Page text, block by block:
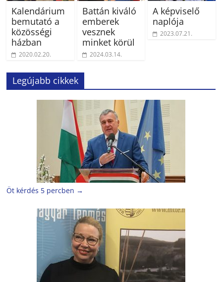
Kalendárium
bemutató a
közösségi
házban
2020.02.20.
Battán kiváló
emberek
vesznek
minket körül
2024.03.14.
A képviselő
naplója
2023.07.21.
Legújabb cikkek
Öt kérdés 5 percben →